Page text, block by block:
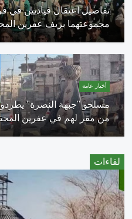
تفاصيل اعتقال قياديين في
مجموعتهما بريف عفرين
أخبار عامة
مسلحو "جبهة النصرة"
من مقر لهم في عفرين
لقاءات